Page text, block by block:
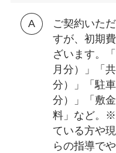
ご契約いた
すが、初期
ざいます。
月分）」「
分）」「駐
分）」「敷
料」など。※
ている方や
らの指導で